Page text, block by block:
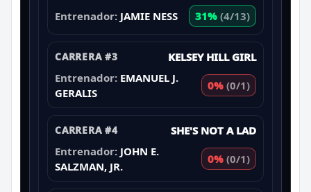
Entrenador: JAMIE NESS 31% (4/13)
CARRERA #3
KELSEY HILL GIRL
Entrenador: EMANUEL J.
GERALIS
0% (0/1)
CARRERA #4
SHE'S NOT A LAD
Entrenador: JOHN E.
SALZMAN, JR.
0% (0/1)